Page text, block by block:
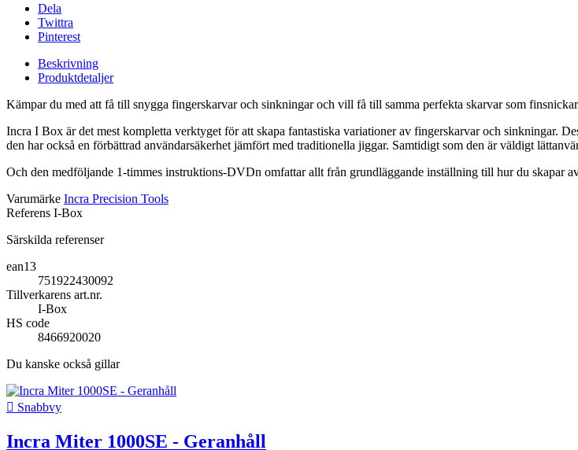
Dela
Twittra
Pinterest
Beskrivning
Produktdetaljer
Kämpar du med att få till snygga fingerskarvar och sinkningar och vill få till samma perfekta skarvar som
Incra I Box är det mest kompletta verktyget för att skapa fantastiska variationer av fingerskarvar och sinkningar.
den har också en förbättrad användarsäkerhet jämfört med traditionella jiggar. Samtidigt som den är väldigt
Och den medföljande 1-timmes instruktions-DVDn omfattar allt från grundläggande inställning till hur du skapar
Varumärke Incra Precision Tools
Referens I-Box
Särskilda referenser
ean13
751922430092
Tillverkarens art.nr.
I-Box
HS code
8466920020
Du kanske också gillar
 Snabbvy
Incra Miter 1000SE - Geranhåll